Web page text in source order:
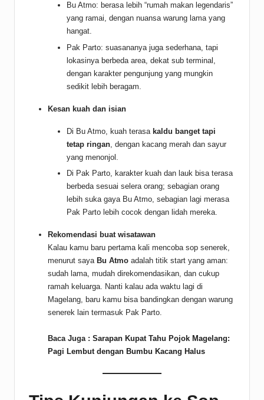
Bu Atmo: berasa lebih “rumah makan legendaris”
yang ramai, dengan nuansa warung lama yang
hangat.
Pak Parto: suasananya juga sederhana, tapi
lokasinya berbeda area, dekat sub terminal,
dengan karakter pengunjung yang mungkin
sedikit lebih beragam.
Kesan kuah dan isian
Di Bu Atmo, kuah terasa kaldu banget tapi
tetap ringan , dengan kacang merah dan sayur
yang menonjol.
Di Pak Parto, karakter kuah dan lauk bisa terasa
berbeda sesuai selera orang; sebagian orang
lebih suka gaya Bu Atmo, sebagian lagi merasa
Pak Parto lebih cocok dengan lidah mereka.
Rekomendasi buat wisatawan
Kalau kamu baru pertama kali mencoba sop senerek,
menurut saya Bu Atmo adalah titik start yang aman:
sudah lama, mudah direkomendasikan, dan cukup
ramah keluarga. Nanti kalau ada waktu lagi di
Magelang, baru kamu bisa bandingkan dengan warung
senerek lain termasuk Pak Parto.
Baca Juga : Sarapan Kupat Tahu Pojok Magelang:
Pagi Lembut dengan Bumbu Kacang Halus